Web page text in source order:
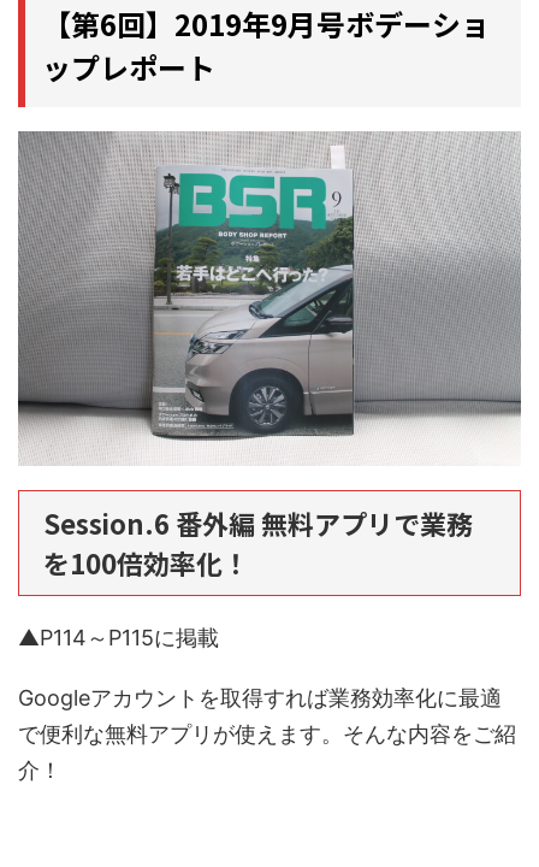
【第6回】2019年9月号ボデーショ
ップレポート
Session.6 番外編 無料アプリで業務
を100倍効率化！
▲P114～P115に掲載
Googleアカウントを取得すれば業務効率化に最適
で便利な無料アプリが使えます。そんな内容をご紹
介！